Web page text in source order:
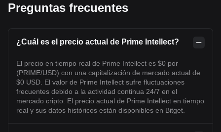
Preguntas frecuentes
¿Cuál es el precio actual de Prime Intellect?
El precio en tiempo real de Prime Intellect es $0 por
(PRIME/USD) con una capitalización de mercado actual de
$0 USD. El valor de Prime Intellect sufre fluctuaciones
frecuentes debido a la actividad continua 24/7 en el
mercado cripto. El precio actual de Prime Intellect en tiempo
real y sus datos históricos están disponibles en Bitget.